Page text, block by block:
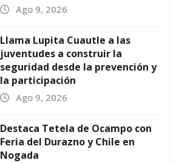
Ago 9, 2026
Llama Lupita Cuautle a las
juventudes a construir la
seguridad desde la prevención y
la participación
Ago 9, 2026
Destaca Tetela de Ocampo con
Feria del Durazno y Chile en
Nogada